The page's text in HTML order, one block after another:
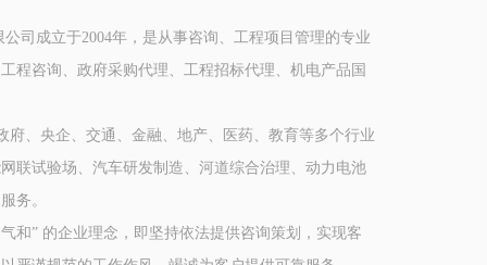
司成立于2004年，是从事咨询、工程项目管理的专业
程咨询、政府采购代理、工程招标代理、机电产品国
央企、交通、金融、地产、医药、教育等多个行业
联试验场、汽车研发制造、河道综合治理、动力电池
务。
” 的企业理念，即坚持依法提供咨询策划，实现客